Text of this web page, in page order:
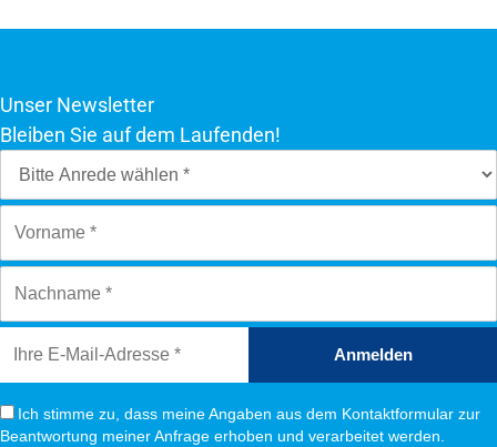
Unser Newsletter
Bleiben Sie auf dem Laufenden!
Anmelden
Ich stimme zu, dass meine Angaben aus dem Kontaktformular zur
Beantwortung meiner Anfrage erhoben und verarbeitet werden.